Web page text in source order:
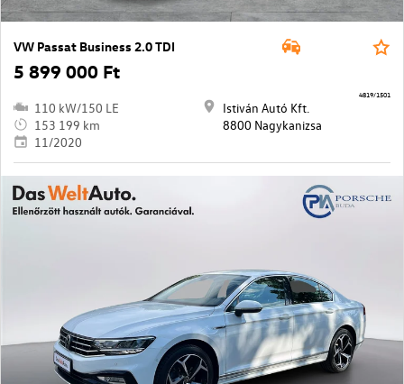
VW Passat Business 2.0 TDI
5 899 000 Ft
110 kW/150 LE
153 199 km
11/2020
Istiván Autó Kft.
8800 Nagykanizsa
4819/1501